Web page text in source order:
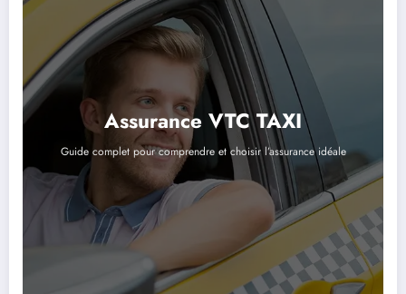
Assurance VTC TAXI
Guide complet pour comprendre et choisir l’assurance idéale